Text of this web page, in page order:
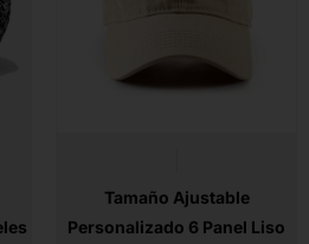
Tamaño Ajustable
Personalizado 6 Panel Liso